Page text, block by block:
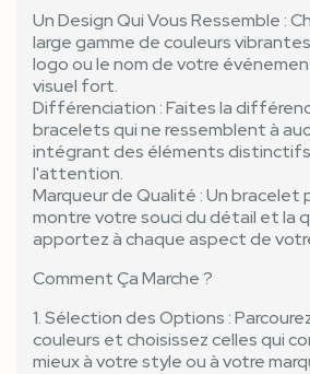
Un Design Qui Vous Ressemble :
large gamme de couleurs
logo ou le nom de votre
visuel fort.
Différenciation : Faites la
bracelets qui ne ressemblent à
intégrant des éléments
l'attention.
Marqueur de Qualité : Un bracelet
montre votre souci du détail et la
apportez à chaque aspect de
Comment Ça Marche ?
1. Sélection des Options :
couleurs et choisissez celles qui
mieux à votre style ou à votre